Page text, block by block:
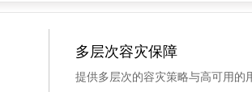
多层次容灾保障
提供多层次的容灾策略与高可用的